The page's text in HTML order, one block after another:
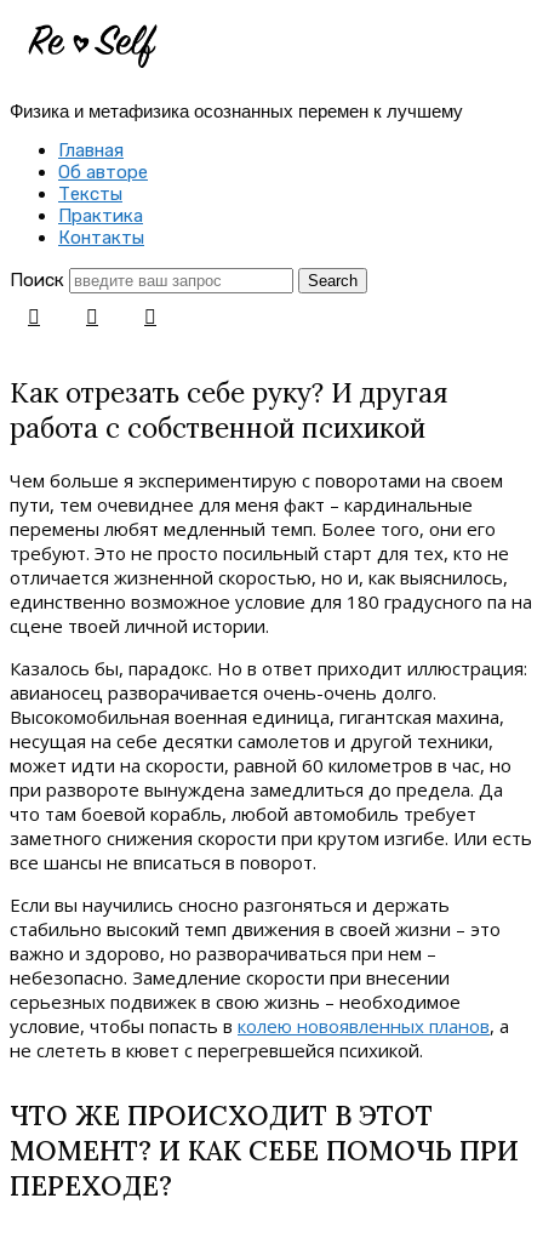
Re-
|
Создай
себя
заново
Физика и метафизика осознанных перемен к лучшему
Главная
Об авторе
Тексты
Практика
Контакты
Поиск
Как отрезать себе руку? И другая
работа с собственной психикой
Чем больше я экспериментирую с поворотами на своем
пути, тем очевиднее для меня факт – кардинальные
перемены любят медленный темп. Более того, они его
требуют. Это не просто посильный старт для тех, кто не
отличается жизненной скоростью, но и, как выяснилось,
единственно возможное условие для 180 градусного па на
сцене твоей личной истории.
Казалось бы, парадокс. Но в ответ приходит иллюстрация:
авианосец разворачивается очень-очень долго.
Высокомобильная военная единица, гигантская махина,
несущая на себе десятки самолетов и другой техники,
может идти на скорости, равной 60 километров в час, но
при развороте вынуждена замедлиться до предела. Да
что там боевой корабль, любой автомобиль требует
заметного снижения скорости при крутом изгибе. Или есть
все шансы не вписаться в поворот.
Если вы научились сносно разгоняться и держать
стабильно высокий темп движения в своей жизни – это
важно и здорово, но разворачиваться при нем –
небезопасно. Замедление скорости при внесении
серьезных подвижек в свою жизнь – необходимое
условие, чтобы попасть в колею новоявленных планов, а
не слететь в кювет с перегревшейся психикой.
ЧТО ЖЕ ПРОИСХОДИТ В ЭТОТ
МОМЕНТ? И КАК СЕБЕ ПОМОЧЬ ПРИ
ПЕРЕХОДЕ?